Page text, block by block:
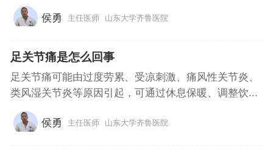
侯勇 主任医师 山东大学齐鲁医院
足关节痛是怎么回事
足关节痛可能由过度劳累、受凉刺激、痛风性关节炎、
类风湿关节炎等原因引起，可通过休息保暖、调整饮...
侯勇 主任医师 山东大学齐鲁医院